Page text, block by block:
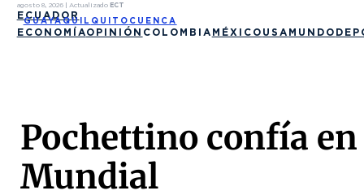
agosto 8, 2026| Actualizado ECT
ECUADOR
GUAYAQUIL QUITO CUENCA
ECONOMÍAOPINIÓN COLOMBIA MÉXICO USA MUNDO
Pochettino confía
Mundial